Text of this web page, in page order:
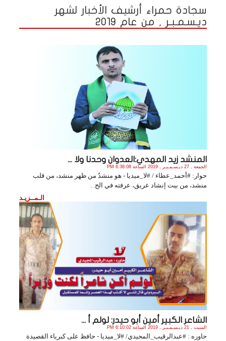
سجادة حمراء أرشيف الأخبار لشهر
ديـسـمـبـر , من عام 2019
المنشد زيد المهدي:العدوان وحدنا ولا ...
الجمعة , 27 ديـسـمـبـر , 2019 الساعة 6:38:08 PM
حوار: #أحمد_عطاء / #لا_ميديا - هو منشدٌ من ظهر منشد، من قلب
منشد، من بيت إنشاد عريق، عرفته في الح. .
الـمــزيـد
الشاعر الكبير أمين أبو حيدر: لولم أ ...
السبت , 21 ديـسـمـبـر , 2019 الساعة 6:10:02 PM
حاوره : #عبدالرقيب_المجيدي/ #لا_ميديا - حافظ على كبرياء القصيدة